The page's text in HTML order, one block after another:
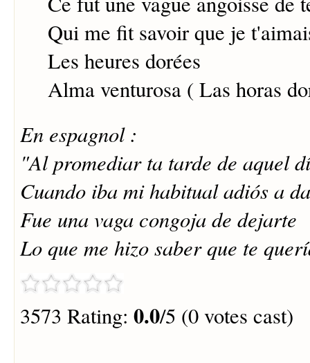
Qui me fit savoir que je
Les heures dorées
Alma venturosa ( Las horas
En espagnol :
"Al promediar ta tarde de aquel
Cuando iba mi habitual adiós a
Fue una vaga congoja de dejarte
Lo que me hizo saber que te
3573 Rating: 0.0/5 (0 votes cast)